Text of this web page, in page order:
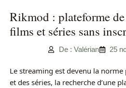
Rikmod : plateforme
films et séries sans
De : Valérian 25
Le streaming est devenu la
et des séries, la recherche d’une